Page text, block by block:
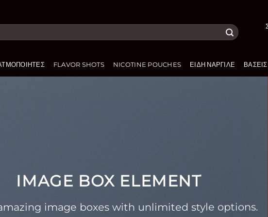
FLAVOR SHOTS NICOTINE POUCHES ΕΊΔΗ ΝΑΡΓΙΛΈ
IMAGE BOX ELEMENT
image boxes with unlimited style options.